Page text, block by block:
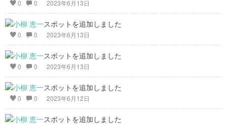
0 0 2023年6月13日
スポットを追加しました
0 0 2023年6月13日
スポットを追加しました
0 0 2023年6月13日
スポットを追加しました
0 0 2023年6月12日
スポットを追加しました